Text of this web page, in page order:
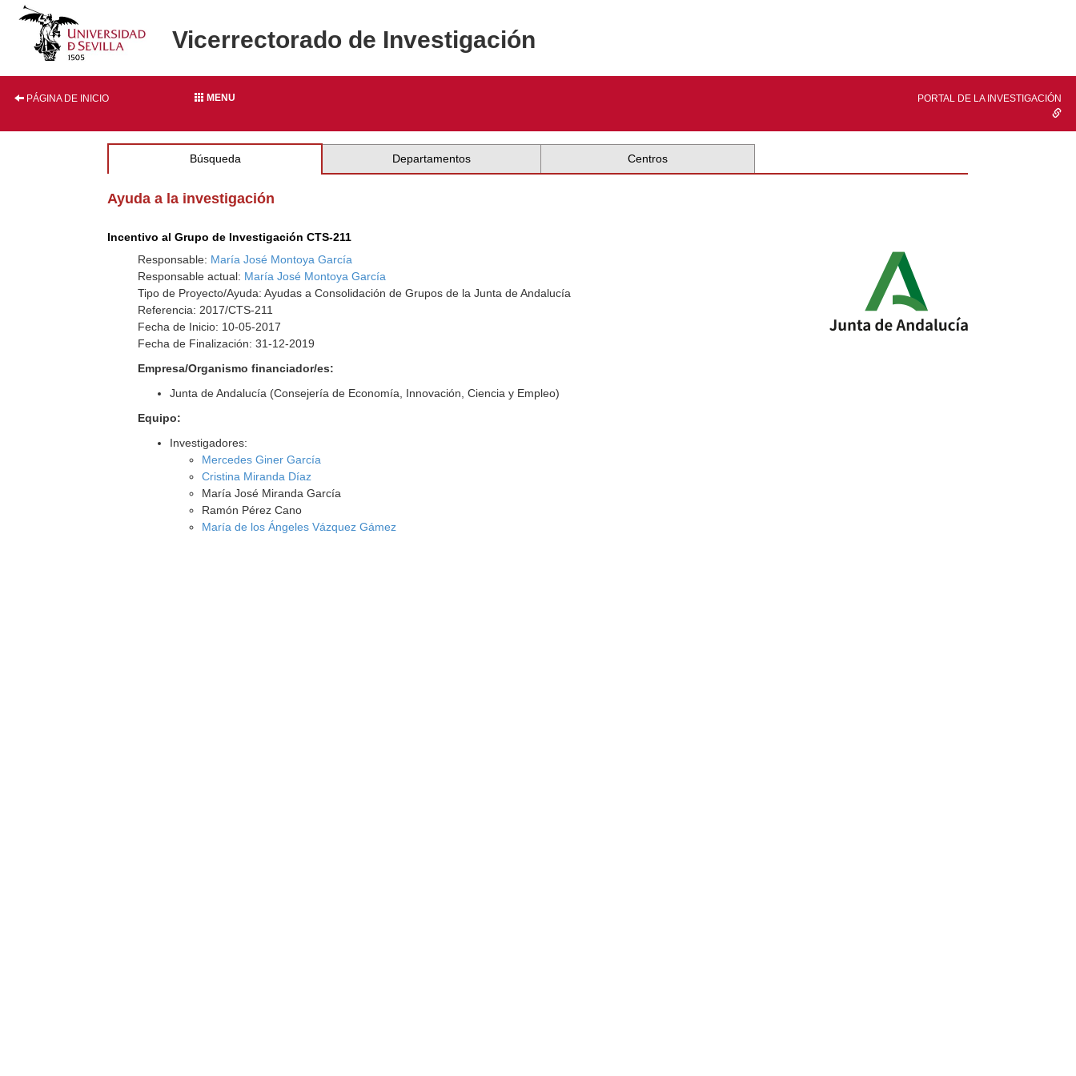
Vicerrectorado de Investigación
PÁGINA DE INICIO MENU PORTAL DE LA INVESTIGACIÓN
Búsqueda Departamentos Centros
Ayuda a la investigación
Incentivo al Grupo de Investigación CTS-211
Responsable: María José Montoya García
Responsable actual: María José Montoya García
Tipo de Proyecto/Ayuda: Ayudas a Consolidación de Grupos de la Junta de Andalucía
Referencia: 2017/CTS-211
Fecha de Inicio: 10-05-2017
Fecha de Finalización: 31-12-2019
Empresa/Organismo financiador/es:
Junta de Andalucía (Consejería de Economía, Innovación, Ciencia y Empleo)
Equipo:
Investigadores:
Mercedes Giner García
Cristina Miranda Díaz
María José Miranda García
Ramón Pérez Cano
María de los Ángeles Vázquez Gámez